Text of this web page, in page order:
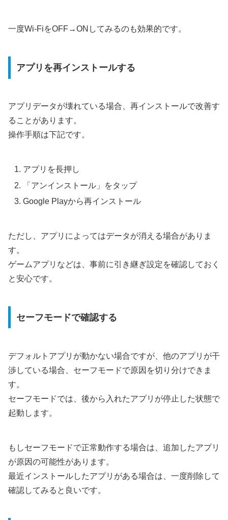
一度Wi-FiをOFF→ONしてみるのも効果的です。
アプリを再インストールする
アプリデータが壊れている場合、再インストールで改善す
ることがあります。
操作手順は下記です。
アプリを長押し
「アンインストール」をタップ
Google Playから再インストール
ただし、アプリによってはデータが消える場合がありま
す。
ゲームアプリなどは、事前に引き継ぎ設定を確認しておく
と安心です。
セーフモードで確認する
デフォルトアプリが動かない場合ですが、他のアプリが干
渉している場合、セーフモードで原因を切り分けできま
す。
セーフモードでは、後から入れたアプリが停止した状態で
起動します。
もしセーフモードで正常動作する場合は、追加したアプリ
が原因の可能性があります。
最近インストールしたアプリがある場合は、一度削除して
確認してみると良いです。